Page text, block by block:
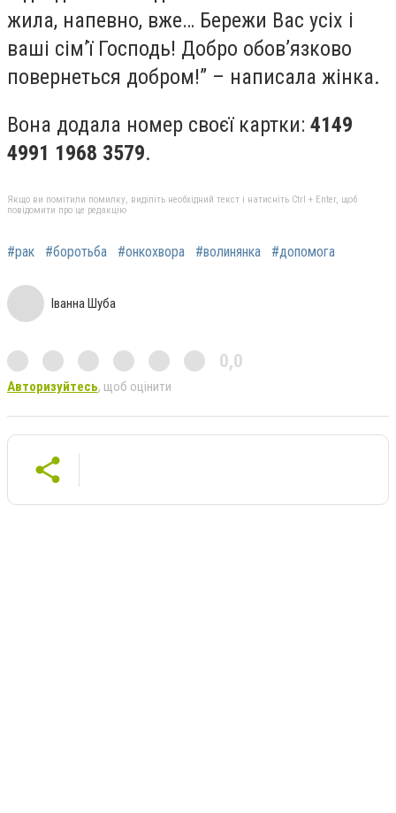
жила, напевно, вже… Бережи Вас усіх і
ваші сім’ї Господь! Добро обов’язково
повернеться добром!” – написала жінка.
Вона додала номер своєї картки: 4149
4991 1968 3579.
Якщо ви помітили помилку, виділіть необхідний текст і натисніть Ctrl + Enter, щоб
повідомити про це редакцію
#рак #боротьба #онкохвора #волинянка #допомога
Іванна Шуба
0,0
Авторизуйтесь, щоб оцінити